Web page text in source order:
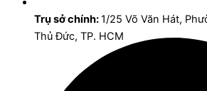
Trụ sở chính:1/25 Võ Văn Hát,
Thủ Đức, TP. HCM